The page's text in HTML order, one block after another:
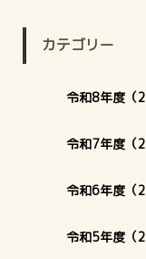
カテゴリー
令和8年度（
令和7年度（
令和6年度（
令和5年度（